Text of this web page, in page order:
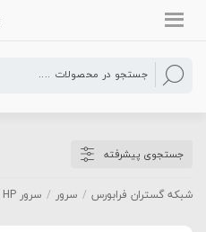
جستجوی پیشرفته
شبکه گستران فرابورس / سرور / سرور HP